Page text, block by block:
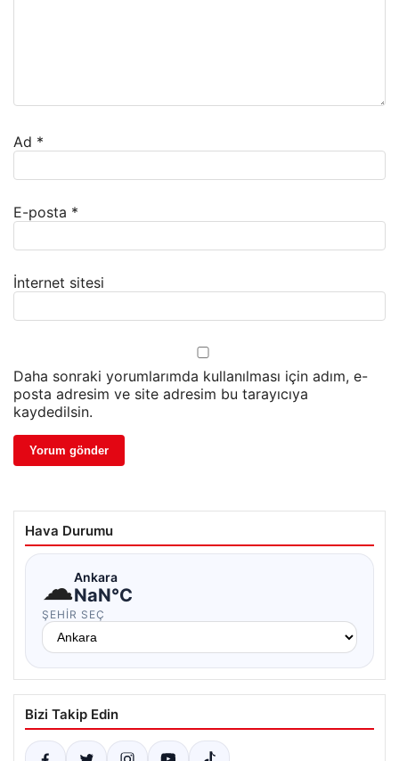
Ad *
E-posta *
İnternet sitesi
Daha sonraki yorumlarımda kullanılması için adım, e-
posta adresim ve site adresim bu tarayıcıya
kaydedilsin.
Hava Durumu
☁Ankara
NaN°C
ŞEHIR SEÇ
Bizi Takip Edin